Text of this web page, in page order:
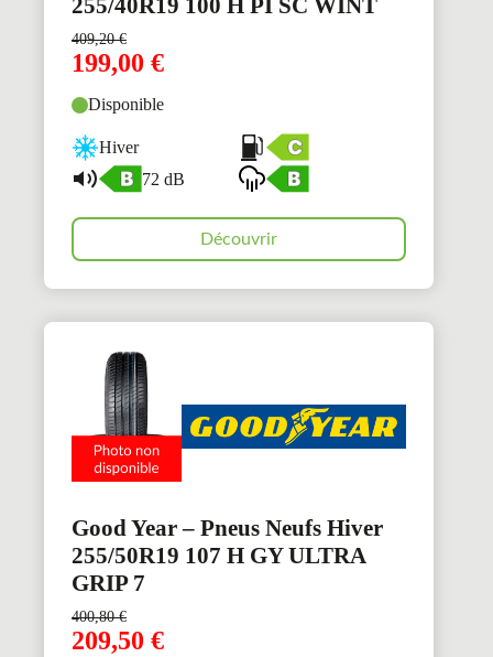
255/40R19 100 H PI SC WINT
409,20€
199,00 €
Disponible
Hiver
72 dB
Découvrir
Good Year – Pneus Neufs Hiver
255/50R19 107 H GY ULTRA
GRIP 7
400,80€
209,50 €